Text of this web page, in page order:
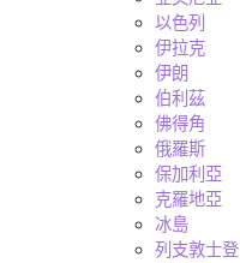
以色列
伊拉克
伊朗
伯利茲
佛得角
俄羅斯
保加利亞
克羅地亞
冰島
列支敦士登